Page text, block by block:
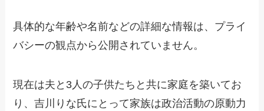
具体的な年齢や名前などの詳細な情報は、プライ
バシーの観点から公開されていません。
現在は夫と3人の子供たちと共に家庭を築いてお
り、吉川りな氏にとって家族は政治活動の原動力